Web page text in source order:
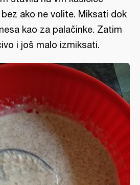
ako ne volite. Miksati dok
kao za palačinke. Zatim
i još malo izmiksati.